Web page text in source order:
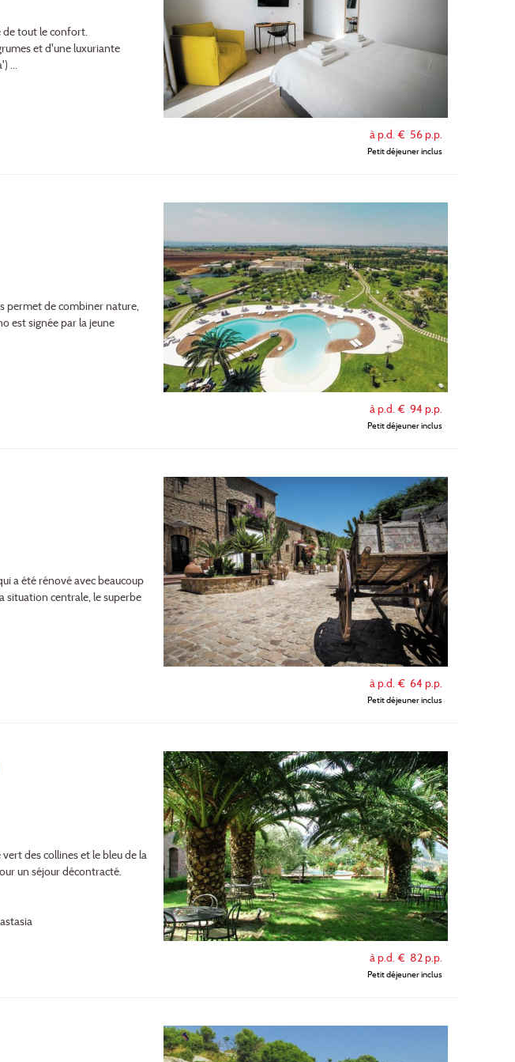
à p.d. € 56p.p.
Petit déjeuner inclus
tout le confort.
et d'une luxuriante
à p.d. € 94 p.p.
Petit déjeuner inclus
permet de combiner nature,
est signée par la jeune
à p.d. € 64 p.p.
Petit déjeuner inclus
a été rénové avec beaucoup
situation centrale, le superbe
à p.d. € 82p.p.
Petit déjeuner inclus
des collines et le bleu de la
un séjour décontracté.